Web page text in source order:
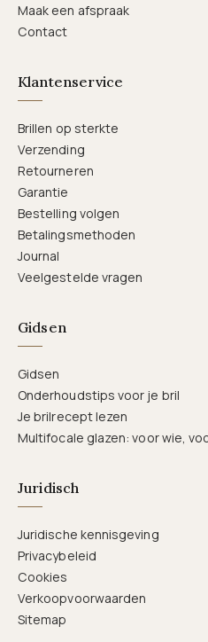
Maak een afspraak
Contact
Klantenservice
Brillen op sterkte
Verzending
Retourneren
Garantie
Bestelling volgen
Betalingsmethoden
Journal
Veelgestelde vragen
Gidsen
Gidsen
Onderhoudstips voor je bril
Je brilrecept lezen
Multifocale glazen: voor wie,
Juridisch
Juridische kennisgeving
Privacybeleid
Cookies
Verkoopvoorwaarden
Sitemap